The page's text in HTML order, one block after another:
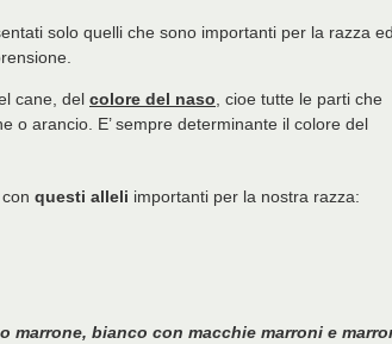
solo quelli che sono importanti per la razza
cane, del colore del naso , cioe tutte le parti che
o arancio. E’ sempre determinante il colore del
, con questi alleli importanti per la nostra razza:
marrone, bianco con macchie marroni e